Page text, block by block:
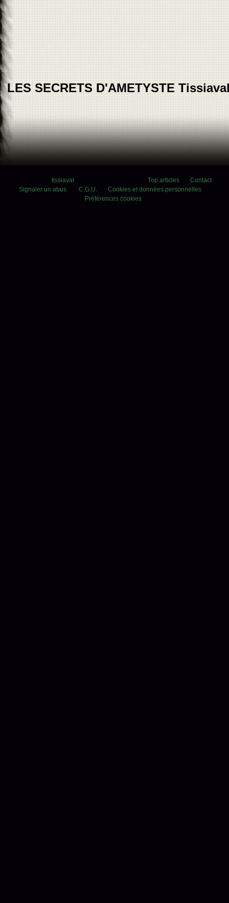
LES SECRETS D'AMETYSTE
tissiaval Top articles
Contact
Signaler un abus
C.G.U.
Cookies et données personnelles
Préférences cookies